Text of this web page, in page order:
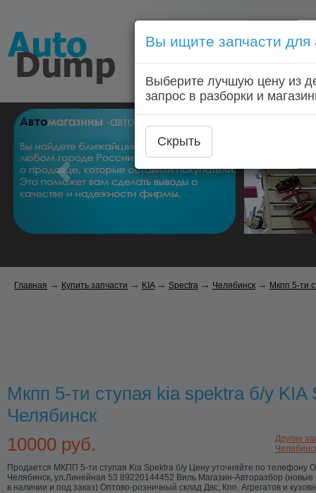
Голосовой запрос
Главная
Главная → Купить запчасти → KIA → Spectra → Челябинск → Мкпп 5-ти
Мкпп 5-ти ступая kia spektra б/у KIA
Челябинск
Другие
10000 руб.
Продается МКПП 5-ти ступая Kia Spektra б/у Цену уточняйте по телефону
Челябинск, ул.Линейная 53 89220144452 Виль Магазин-Авторазбор (новые
в наличии и под заказ) Оптово-розничный склад Двс, Кпп, Агрегатов и
Вы ищите запчасти для
Выберите лучшую цену из
запрос в разборки и
Скрыть